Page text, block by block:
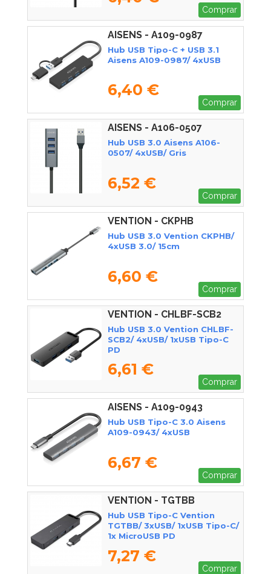
Comprar
AISENS - A109-0987
Hub USB Tipo-C + USB 3.1
Aisens A109-0987/ 4xUSB
6,40 €
Comprar
AISENS - A106-0507
Hub USB 3.0 Aisens A106-
0507/ 4xUSB/ Gris
6,52 €
Comprar
VENTION - CKPHB
Hub USB 3.0 Vention CKPHB/
4xUSB 3.0/ 15cm
6,60 €
Comprar
VENTION - CHLBF-SCB2
Hub USB 3.0 Vention CHLBF-
SCB2/ 4xUSB/ 1xUSB Tipo-C
PD
6,61 €
Comprar
AISENS - A109-0943
Hub USB Tipo-C 3.0 Aisens
A109-0943/ 4xUSB
6,67 €
Comprar
VENTION - TGTBB
Hub USB Tipo-C Vention
TGTBB/ 3xUSB/ 1xUSB Tipo-C/
1x MicroUSB PD
7,27 €
Comprar